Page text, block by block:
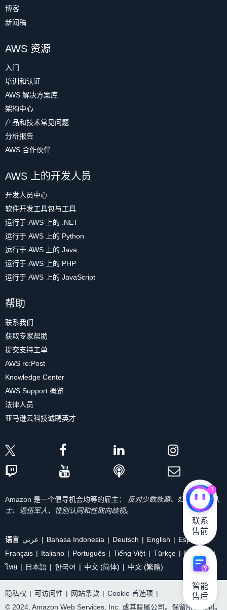
博客
新闻稿
AWS 资源
入门
培训和认证
AWS 解决方案库
架构中心
产品和技术常见问题
分析报告
AWS 合作伙伴
AWS 上的开发人员
开发人员中心
软件开发工具包与工具
运行于 AWS 上的 .NET
运行于 AWS 上的 Python
运行于 AWS 上的 Java
运行于 AWS 上的 PHP
运行于 AWS 上的 JavaScript
帮助
联系我们
获取专家帮助
提交支持工单
AWS re:Post
Knowledge Center
AWS Support 概览
法律人员
亚马逊云科技诚聘英才
Amazon 是一个倡导机会均等的雇主： 反对少数族裔、妇女、残疾人
士、退伍军人、性别认同和性取向歧视。
语言 عربي Bahasa Indonesia Deutsch English
Español
Français
Italiano Português Tiếng Việt Türkçe
Ρусский
ไทย
日本語 한국어 中文 (简体) 中文 (繁體)
隐私权 | 可访问性 | 网站条款 | Cookie 首选项 |
© 2024, Amazon Web Services, Inc. 或其联属公司。保留所有权利。
1
联系
售前
智能
售后